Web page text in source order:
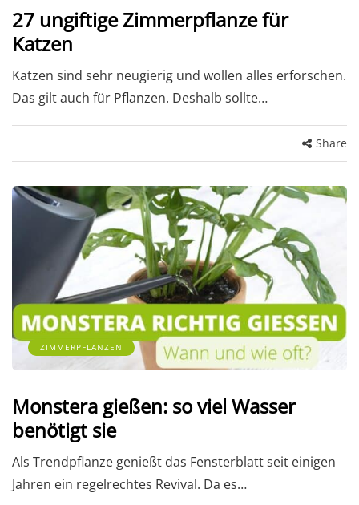
27 ungiftige Zimmerpflanze für
Katzen
Katzen sind sehr neugierig und wollen alles erforschen.
Das gilt auch für Pflanzen. Deshalb sollte…
Share
ZIMMERPFLANZEN
Monstera gießen: so viel Wasser
benötigt sie
Als Trendpflanze genießt das Fensterblatt seit einigen
Jahren ein regelrechtes Revival. Da es…